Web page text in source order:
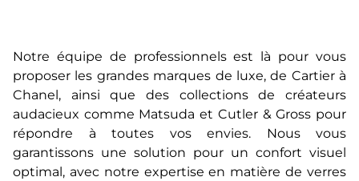
Notre équipe de professionnels est là pour vous
proposer les grandes marques de luxe, de Cartier à
Chanel, ainsi que des collections de créateurs
audacieux comme Matsuda et Cutler & Gross pour
répondre à toutes vos envies. Nous vous
garantissons une solution pour un confort visuel
optimal, avec notre expertise en matière de verres